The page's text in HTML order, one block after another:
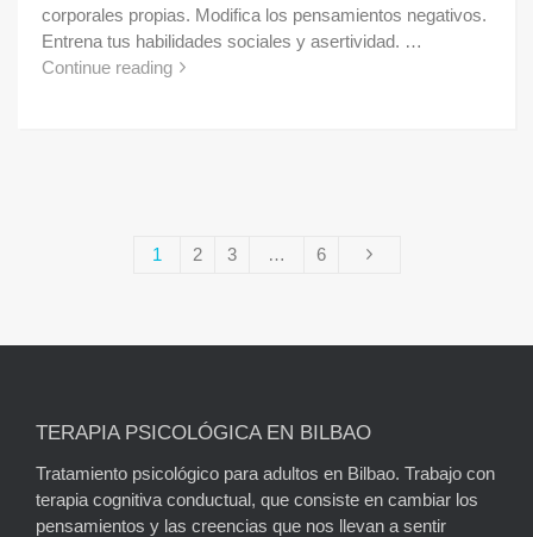
corporales propias. Modifica los pensamientos negativos.
Entrena tus habilidades sociales y asertividad. …
Continue reading
1 2 3 … 6
TERAPIA PSICOLÓGICA EN BILBAO
Tratamiento psicológico para adultos en Bilbao. Trabajo con
terapia cognitiva conductual, que consiste en cambiar los
pensamientos y las creencias que nos llevan a sentir